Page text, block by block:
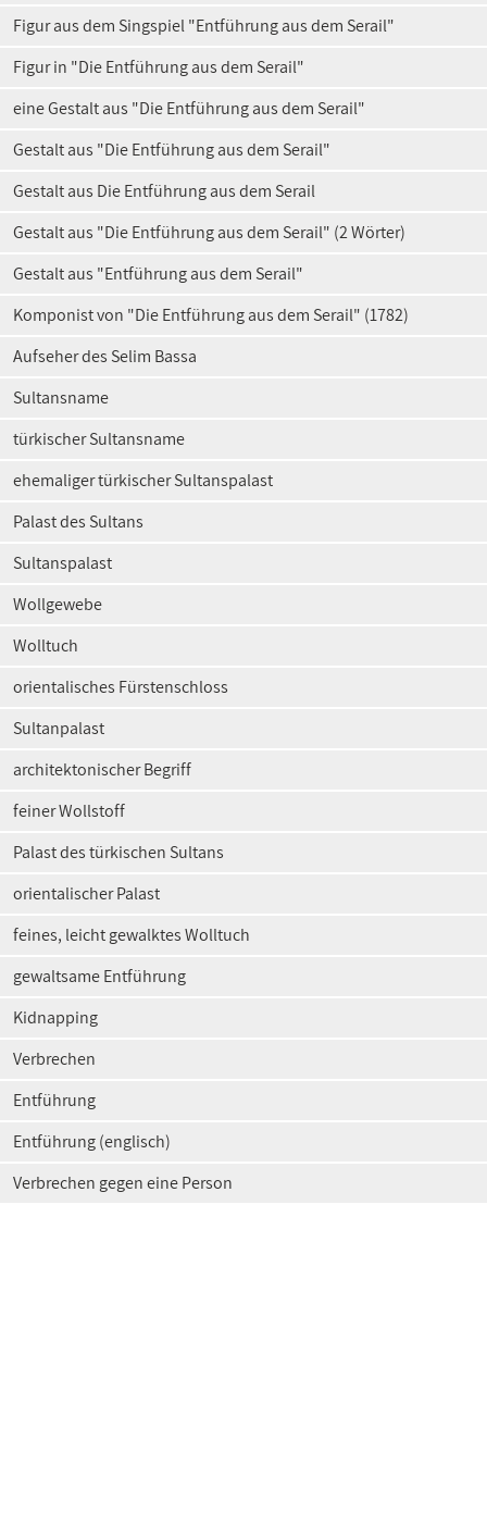
Figur aus dem Singspiel "Entführung aus dem Serail"
Figur in "Die Entführung aus dem Serail"
eine Gestalt aus "Die Entführung aus dem Serail"
Gestalt aus "Die Entführung aus dem Serail"
Gestalt aus Die Entführung aus dem Serail
Gestalt aus "Die Entführung aus dem Serail" (2 Wörter)
Gestalt aus "Entführung aus dem Serail"
Komponist von "Die Entführung aus dem Serail" (1782)
Aufseher des Selim Bassa
Sultansname
türkischer Sultansname
ehemaliger türkischer Sultanspalast
Palast des Sultans
Sultanspalast
Wollgewebe
Wolltuch
orientalisches Fürstenschloss
Sultanpalast
architektonischer Begriff
feiner Wollstoff
Palast des türkischen Sultans
orientalischer Palast
feines, leicht gewalktes Wolltuch
gewaltsame Entführung
Kidnapping
Verbrechen
Entführung
Entführung (englisch)
Verbrechen gegen eine Person